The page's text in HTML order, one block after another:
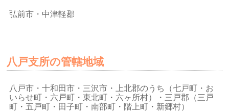
弘前市・中津軽郡
八戸支所の管轄地域
八戸市・十和田市・三沢市・上北郡のうち（七戸町・お
いらせ町・六戸町・東北町・六ヶ所村）・三戸郡（三戸
町・五戸町・田子町・南部町・階上町・新郷村）